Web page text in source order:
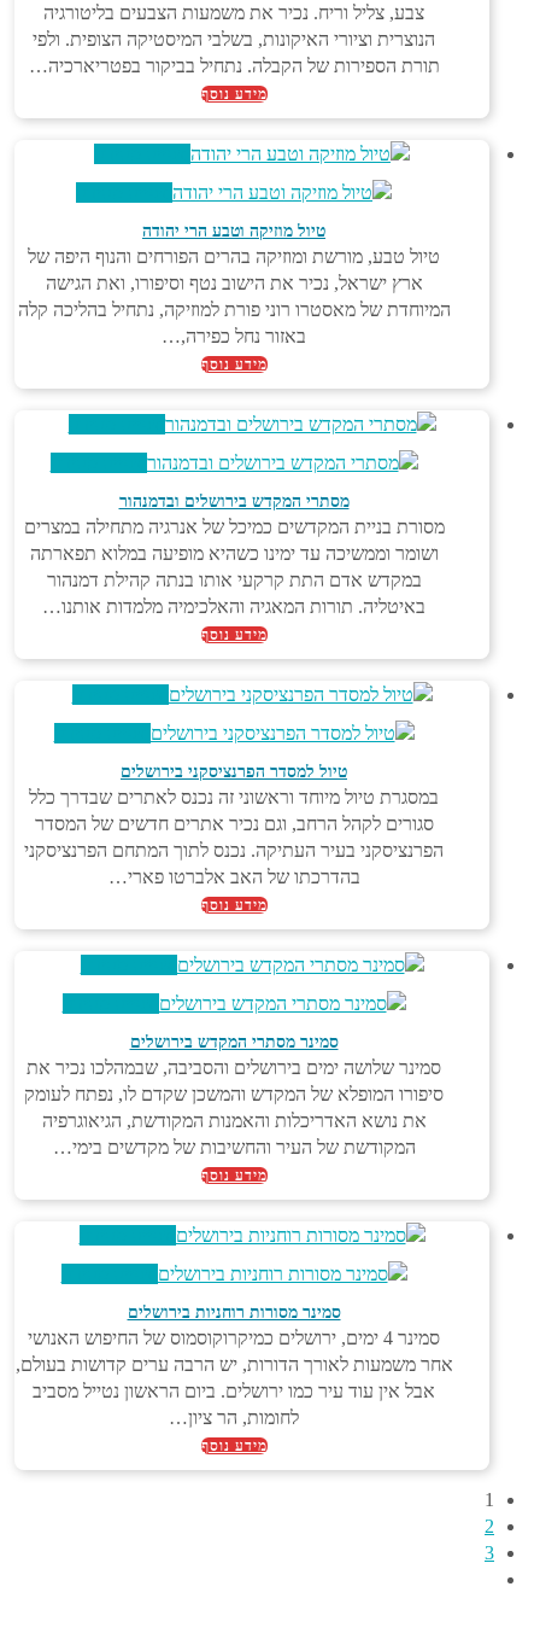
צבע, צליל וריח. נכיר את משמעות הצבעים בליטורגיה
הנוצרית וציורי האיקונות, בשלבי המיסטיקה הצופית. ולפי
תורת הספירות של הקבלה. נתחיל בביקור בפטריארכיה…
מידע נוסף
צפייה מהירה
צפייה מהירה
טיול מוזיקה וטבע הרי יהודה
טיול טבע, מורשת ומוזיקה בהרים הפורחים והנוף היפה של
ארץ ישראל, נכיר את הישוב נטף וסיפורו, ואת הגישה
המיוחדת של מאסטרו רוני פורת למוזיקה, נתחיל בהליכה קלה
באזור נחל כפירה,…
מידע נוסף
צפייה מהירה
צפייה מהירה
מסתרי המקדש בירושלים ובדמנהור
מסורת בניית המקדשים כמיכל של אנרגיה מתחילה במצרים
ושומר וממשיכה עד ימינו כשהיא מופיעה במלוא תפארתה
במקדש אדם התת קרקעי אותו בנתה קהילת דמנהור
באיטליה. תורות המאגיה והאלכימיה מלמדות אותנו…
מידע נוסף
צפייה מהירה
צפייה מהירה
טיול למסדר הפרנציסקני בירושלים
במסגרת טיול מיוחד וראשוני זה נכנס לאתרים שבדרך כלל
סגורים לקהל הרחב, וגם נכיר אתרים חדשים של המסדר
הפרנציסקני בעיר העתיקה. נכנס לתוך המתחם הפרנציסקני
בהדרכתו של האב אלברטו פארי…
מידע נוסף
צפייה מהירה
צפייה מהירה
סמינר מסתרי המקדש בירושלים
סמינר שלושה ימים בירושלים והסביבה, שבמהלכו נכיר את
סיפורו המופלא של המקדש והמשכן שקדם לו, נפתח לעומק
את נושא האדריכלות והאמנות המקודשת, הגיאוגרפיה
המקודשת של העיר והחשיבות של מקדשים בימי…
מידע נוסף
צפייה מהירה
צפייה מהירה
סמינר מסורות רוחניות בירושלים
סמינר 4 ימים, ירושלים כמיקרוקוסמוס של החיפוש האנושי
אחר משמעות לאורך הדורות, יש הרבה ערים קדושות בעולם,
אבל אין עוד עיר כמו ירושלים. ביום הראשון נטייל מסביב
לחומות, הר ציון…
מידע נוסף